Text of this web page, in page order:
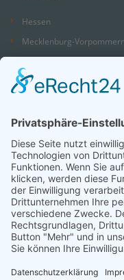
Hessen
Mecklenburg-Vorpommern
Nordrhein-Westfalen
Saarland
Sachsen
Sachsen-Anhalt
Schleswig-Holstein
Thüringen